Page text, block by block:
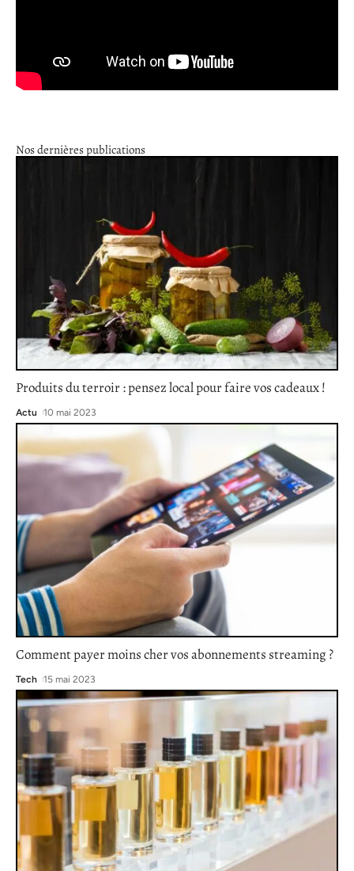
Nos dernières publications
Produits du terroir : pensez local pour faire vos cadeaux !
Actu 10 mai 2023
Comment payer moins cher vos abonnements streaming ?
Tech 15 mai 2023